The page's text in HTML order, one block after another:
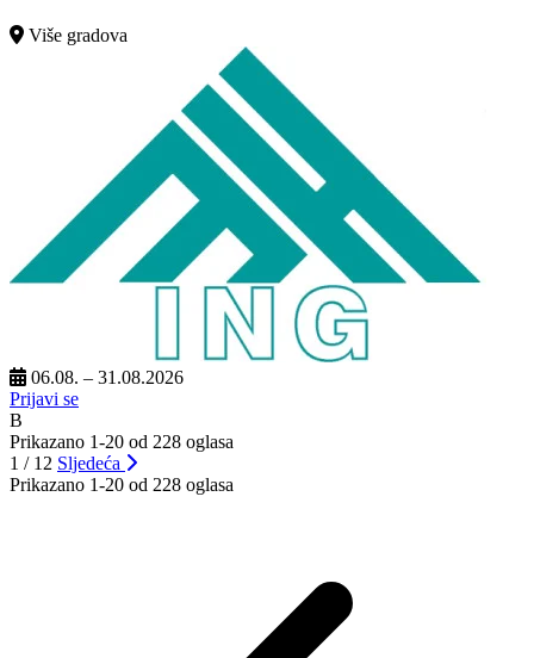
Više gradova
06.08. – 31.08.2026
Prijavi se
B
Prikazano 1-20 od 228 oglasa
1 / 12 Sljedeća
Prikazano 1-20 od 228 oglasa